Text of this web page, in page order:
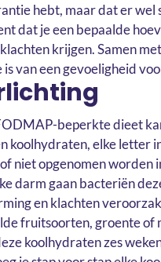
hebt, maar dat er wel
dat je een bepaalde
krijgen. Samen
is van een gevoeligheid
beperkte dieet
koolhydraten, elke letter
niet opgenomen worden
darm gaan bacteriën
en klachten
fruitsoorten, groente
koolhydraten zes